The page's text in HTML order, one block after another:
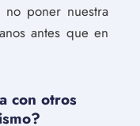
poner nuestra
antes que en
con otros